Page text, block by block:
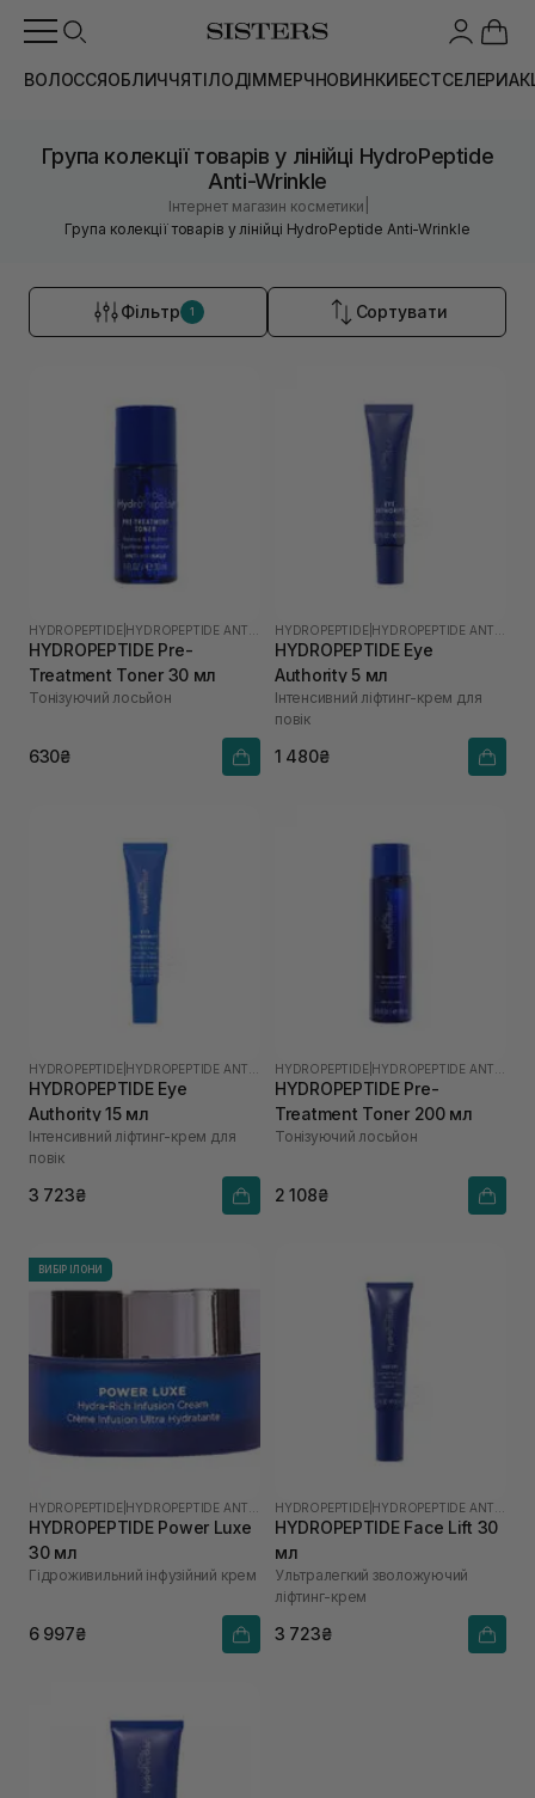
ВОЛОССЯОБЛИЧЧЯТІЛОДІММЕРЧНОВИНКИБЕСТСЕЛЕРИ
Група колекції товарів у лінійці HydroPeptide
Anti-Wrinkle
Інтернет магазин косметики
Група колекції товарів у лінійці HydroPeptide Anti-Wrinkle
Фільтр 1 Сортувати
HYDROPEPTIDE
HYDROPEPTIDE Pre-
Treatment Toner 30 мл
Тонізуючий лосьйон
630₴
HYDROPEPTIDE
HYDROPEPTIDE Eye
Authority 5 мл
Інтенсивний ліфтинг-крем для
повік
1 480₴
HYDROPEPTIDE
HYDROPEPTIDE Eye
Authority 15 мл
Інтенсивний ліфтинг-крем для
повік
3 723₴
HYDROPEPTIDE
HYDROPEPTIDE Pre-
Treatment Toner 200 мл
Тонізуючий лосьйон
2 108₴
ВИБІР ІЛОНИ
HYDROPEPTIDE
HYDROPEPTIDE Power Luxe
30 мл
Гідроживильний інфузійний крем
6 997₴
HYDROPEPTIDE
HYDROPEPTIDE Face Lift 30
мл
Ультралегкий зволожуючий
ліфтинг-крем
3 723₴